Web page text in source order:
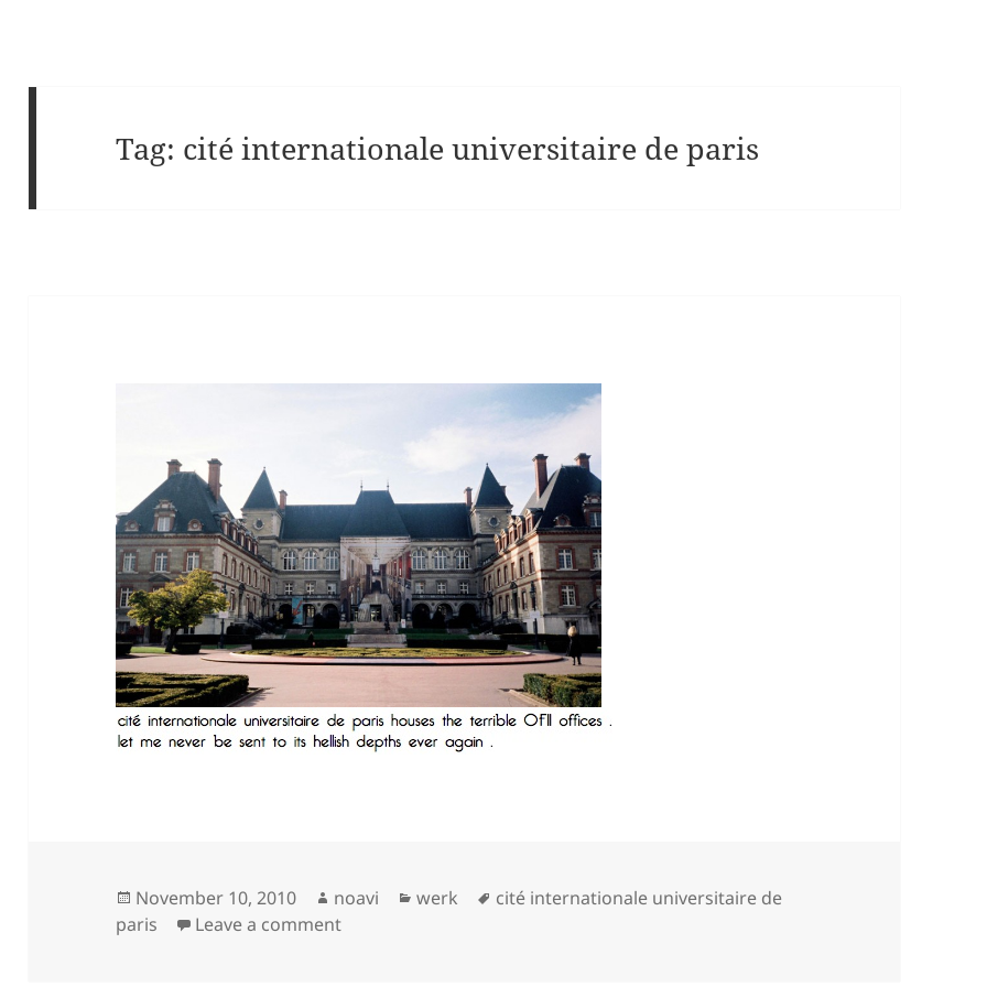
Tag: cité internationale universitaire de paris
Posted
on
November 10, 2010 Author
noavi Categories
werk Tags
cité internationale universitaire de
paris
Leave a commenton